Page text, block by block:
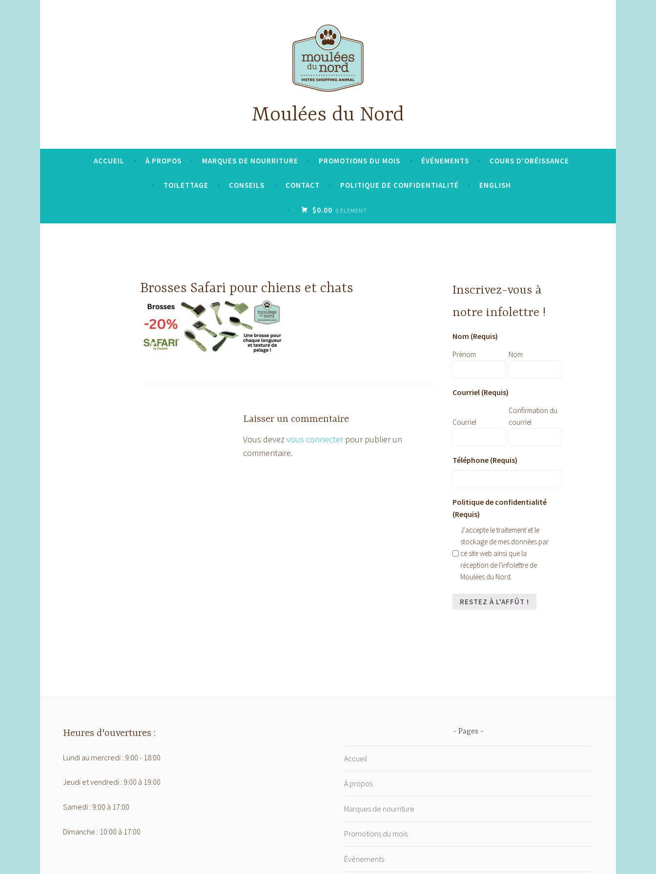
Moulées du Nord
ACCUEIL À PROPOS MARQUES DE NOURRITURE PROMOTIONS DU MOIS ÉVÉNEMENTS COURS D’OBÉISSANCE
TOILETTAGE CONSEILS CONTACT POLITIQUE DE CONFIDENTIALITÉ ENGLISH
$0.00 0 ÉLÉMENT
Brosses Safari pour chiens et chats
Laisser un commentaire
Vous devezvous connecterpour publier un
commentaire.
Inscrivez-vous à
notre infolettre !
Nom (Requis)
Prénom Nom
Courriel (Requis)
Courriel
Confirmation du
courriel
Téléphone (Requis)
Politique de confidentialité
(Requis)
J'accepte le traitement et le
stockage de mes données par
ce site web ainsi que la
réception de l'infolettre de
Moulées du Nord.
Heures d'ouvertures :
Lundi au mercredi : 9:00 - 18:00
Jeudi et vendredi : 9:00 à 19:00
Samedi : 9:00 à 17:00
Dimanche : 10:00 à 17:00
Pages
Accueil
À propos
Marques de nourriture
Promotions du mois
Événements